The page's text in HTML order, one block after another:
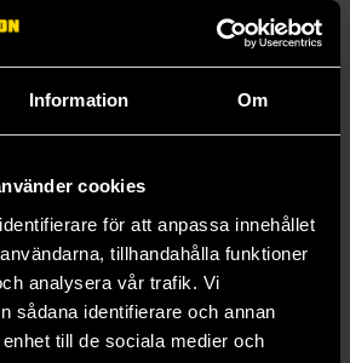
Information Om
cookies
för att anpassa innehållet
tillhandahålla funktioner
analysera vår trafik. Vi
sådana identifierare och annan
till de sociala medier och
aska
Ash
Moonlight
Lilith
Stars
Saga